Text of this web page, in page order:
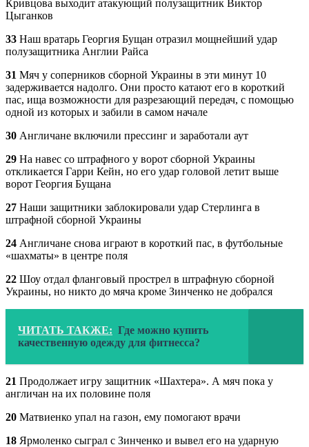
Кривцова выходит атакующий полузащитник Виктор
Цыганков
33 Наш вратарь Георгия Бущан отразил мощнейший удар
полузащитника Англии Райса
31 Мяч у соперников сборной Украины в эти минут 10
задерживается надолго. Они просто катают его в короткий
пас, ища возможности для разрезающий передач, с помощью
одной из которых и забили в самом начале
30 Англичане включили прессинг и заработали аут
29 На навес со штрафного у ворот сборной Украины
откликается Гарри Кейн, но его удар головой летит выше
ворот Георгия Бущана
27 Наши защитники заблокировали удар Стерлинга в
штрафной сборной Украины
24 Англичане снова играют в короткий пас, в футбольные
«шахматы» в центре поля
22 Шоу отдал фланговый прострел в штрафную сборной
Украины, но никто до мяча кроме Зинченко не добрался
ЧИТАТЬ ТАКЖЕ: Где можно купить
качественную одежду для фитнесса?
21 Продолжает игру защитник «Шахтера». А мяч пока у
англичан на их половине поля
20 Матвиенко упал на газон, ему помогают врачи
18 Ярмоленко сыграл с Зинченко и вывел его на ударную